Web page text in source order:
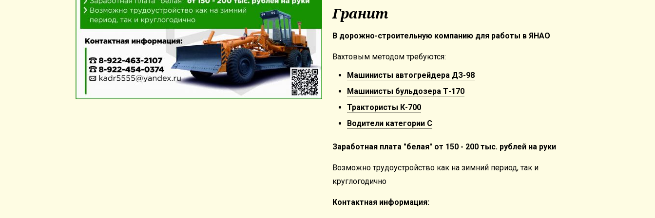
Гранит
В дорожно-строительную компанию для работы в ЯНАО
Вахтовым методом требуются:
Машинисты автогрейдера ДЗ-98
Машинисты бульдозера Т-170
Трактористы К-700
Водители категории С
Заработная плата "белая" от 150 - 200 тыс. рублей на руки
Возможно трудоустройство как на зимний период, так и
круглогодично
Контактная информация: